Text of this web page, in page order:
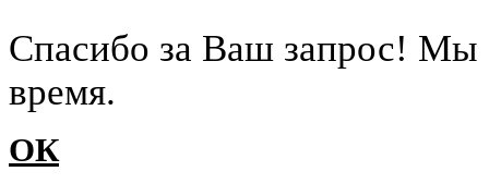
Cпасибо за Ваш запрос!
время.
ОК